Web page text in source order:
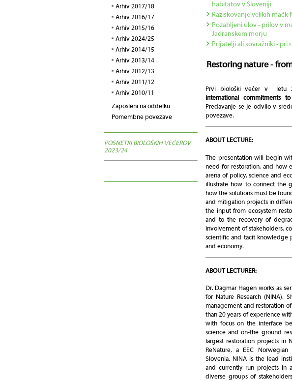
habitatov v Sloveniji
Raziskovanje velikih mačk
Pozabljeni ulov - prilov v
Jadranskem morju
Prijatelji ali sovražniki - pri
Restoring nature -
Prvi biološki večer v letu
international commitments
Predavanje se je odvilo v
povezave.
ABOUT LECTURE:
The presentation will begin
need for restoration, and how
arena of policy, science and
illustrate how to connect the
how the solutions must be
and mitigation projects in
the input from ecosystem
and to the recovery of
involvement of stakeholders,
scientific and tacit knowledge
and economy.
ABOUT LECTURER:
Dr. Dagmar Hagen works as
for Nature Research (NINA).
management and restoration
than 20 years of experience
with focus on the interface
science and on-the ground
largest restoration projects in
ReNature, a EEC
Slovenia. NINA is the lead
and currently run projects in
diverse groups of
Arhiv 2017/18
Arhiv 2016/17
Arhiv 2015/16
Arhiv 2024/25
Arhiv 2014/15
Arhiv 2013/14
Arhiv 2012/13
Arhiv 2011/12
Arhiv 2010/11
Zaposleni na oddelku
Pomembne povezave
POSNETKI BIOLOŠKIH VEČEROV
2023/24